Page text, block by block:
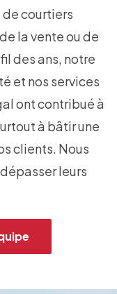
courtiers
la vente ou de
des ans, notre
et nos services
ont contribué à
à bâtir une
clients. Nous
leurs